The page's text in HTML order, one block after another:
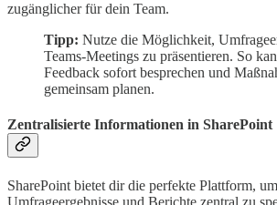
zugänglicher für dein Team.
Tipp: Nutze die Möglichkeit,
Teams-Meetings zu präsentieren. So
Feedback sofort besprechen und
gemeinsam planen.
Zentralisierte Informationen in SharePoint
SharePoint bietet dir die perfekte Plattform,
Umfrageergebnisse und Berichte zentral zu